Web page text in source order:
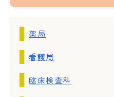
薬局
看護局
臨床検査科